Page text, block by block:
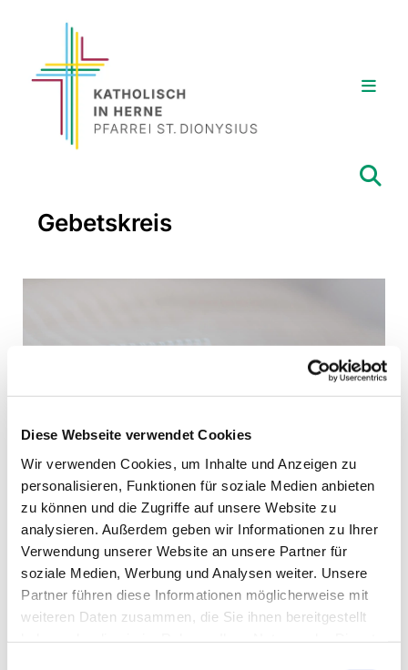
Diese Webseite verwendet Cookies
Wir verwenden Cookies, um Inhalte und Anzeigen zu
personalisieren, Funktionen für soziale Medien anbieten
zu können und die Zugriffe auf unsere Website zu
analysieren. Außerdem geben wir Informationen zu Ihrer
Verwendung unserer Website an unsere Partner für
soziale Medien, Werbung und Analysen weiter. Unsere
Partner führen diese Informationen möglicherweise mit
weiteren Daten zusammen, die Sie ihnen bereitgestellt
Gebetskreis
Dienstag, 21. Juli 2026, 17:30 Uhr
St. Bonifatius, Bahnhofstraße 38,
44623 Herne